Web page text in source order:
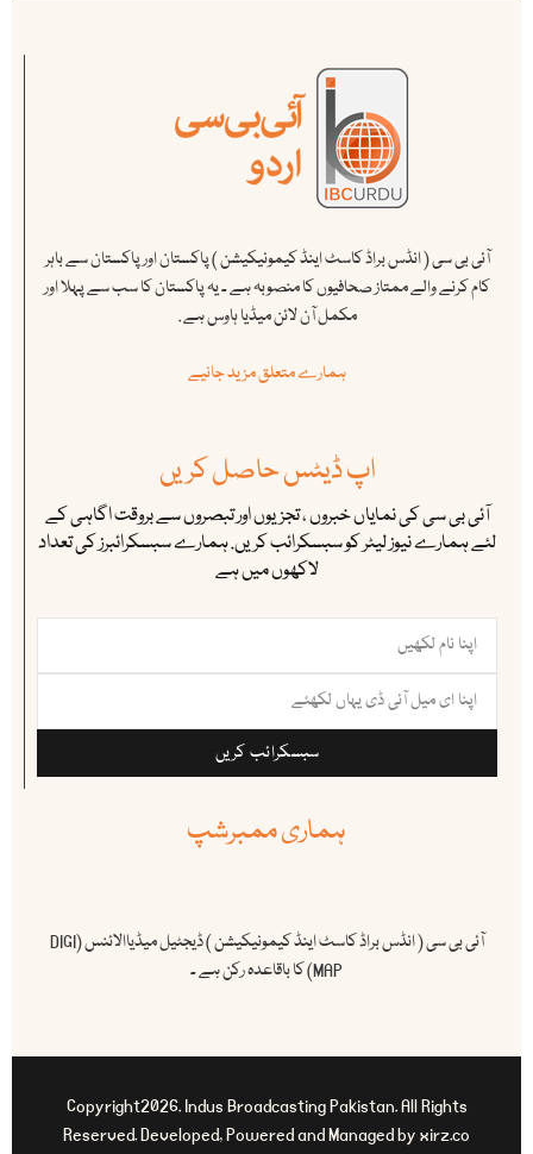
آئی بی سی ( انڈس براڈ کاسٹ اینڈ کیمونیکیشن ) پاکستان اور پاکستان سے باہر
کام کرنے والے ممتاز صحافیوں کا منصوبہ ہے ۔ یہ پاکستان کا سب سے پہلا اور
مکمل آن لائن میڈیا ہاوس ہے .
ہمارے متعلق مزید جانیے
اپ ڈیٹس حاصل کریں
آئی بی سی کی نمایاں خبروں ، تجزیوں اور تبصروں سے بروقت اگاہی کے
لئے ہمارے نیوز لیٹر کو سبسکرائب کریں. ہمارے سبسکرائبرز کی تعداد
لاکھوں میں ہے
سبسکرائب کریں
ہماری ممبرشپ
آئی بی سی ( انڈس براڈ کاسٹ اینڈ کیمونیکیشن ) ڈیجٹیل میڈیاالائنس (DIGI
MAP) کا باقاعدہ رکن ہے ۔
Copyright2026. Indus Broadcasting Pakistan. All Rights
Reserved. Developed, Powered and Managed by xirz.co